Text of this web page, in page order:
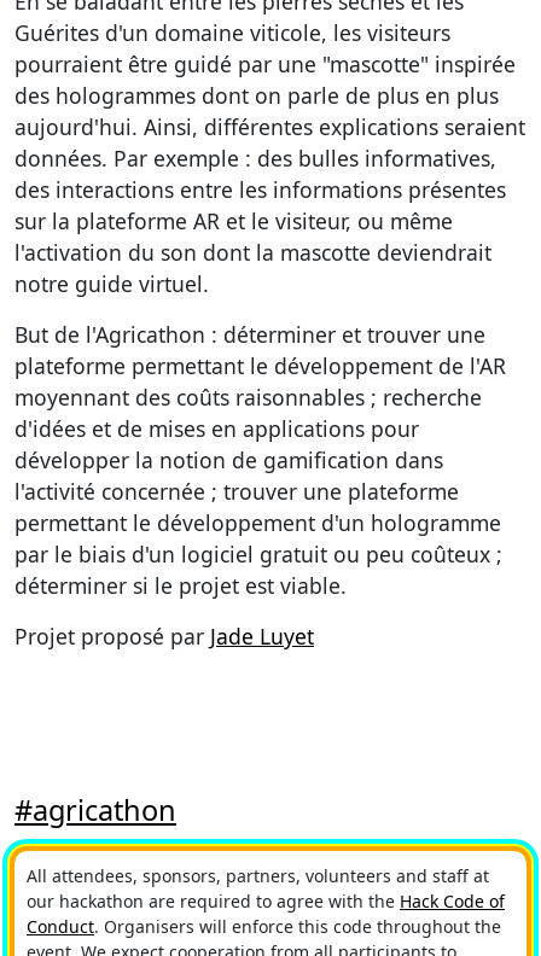
Guérites d'un domaine viticole, les visiteurs
pourraient être guidé par une "mascotte" inspirée
des hologrammes dont on parle de plus en plus
aujourd'hui. Ainsi, différentes explications seraient
données. Par exemple : des bulles informatives,
des interactions entre les informations présentes
sur la plateforme AR et le visiteur, ou même
l'activation du son dont la mascotte deviendrait
notre guide virtuel.
But de l'Agricathon : déterminer et trouver une
plateforme permettant le développement de l'AR
moyennant des coûts raisonnables ; recherche
d'idées et de mises en applications pour
développer la notion de gamification dans
l'activité concernée ; trouver une plateforme
permettant le développement d'un hologramme
par le biais d'un logiciel gratuit ou peu coûteux ;
déterminer si le projet est viable.
Projet proposé par Jade Luyet
#agricathon
All attendees, sponsors, partners, volunteers and staff at
our hackathon are required to agree with the Hack Code of
Conduct. Organisers will enforce this code throughout the
event. We expect cooperation from all participants to